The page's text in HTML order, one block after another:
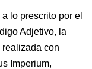
lo prescrito por el
Adjetivo, la
con
Imperium,